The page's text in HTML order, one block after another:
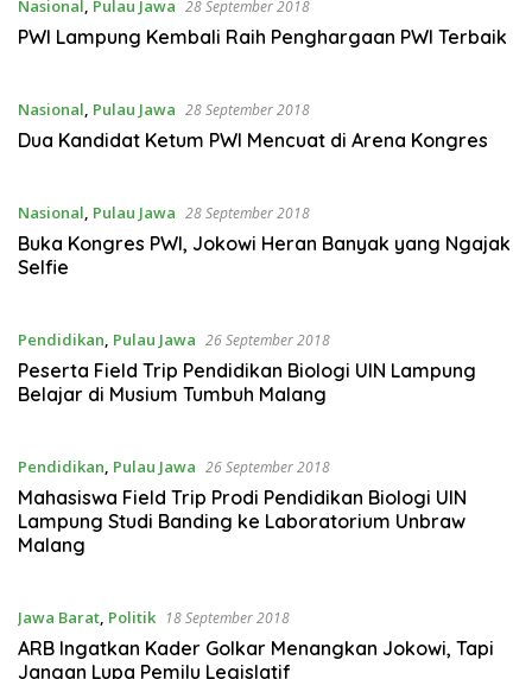
Nasional, Pulau Jawa 28 September 2018
PWI Lampung Kembali Raih Penghargaan PWI Terbaik
Nasional, Pulau Jawa 28 September 2018
Dua Kandidat Ketum PWI Mencuat di Arena Kongres
Nasional, Pulau Jawa 28 September 2018
Buka Kongres PWI, Jokowi Heran Banyak yang Ngajak
Selfie
Pendidikan, Pulau Jawa 26 September 2018
Peserta Field Trip Pendidikan Biologi UIN Lampung
Belajar di Musium Tumbuh Malang
Pendidikan, Pulau Jawa 26 September 2018
Mahasiswa Field Trip Prodi Pendidikan Biologi UIN
Lampung Studi Banding ke Laboratorium Unbraw
Malang
Jawa Barat, Politik 18 September 2018
ARB Ingatkan Kader Golkar Menangkan Jokowi, Tapi
Jangan Lupa Pemilu Legislatif